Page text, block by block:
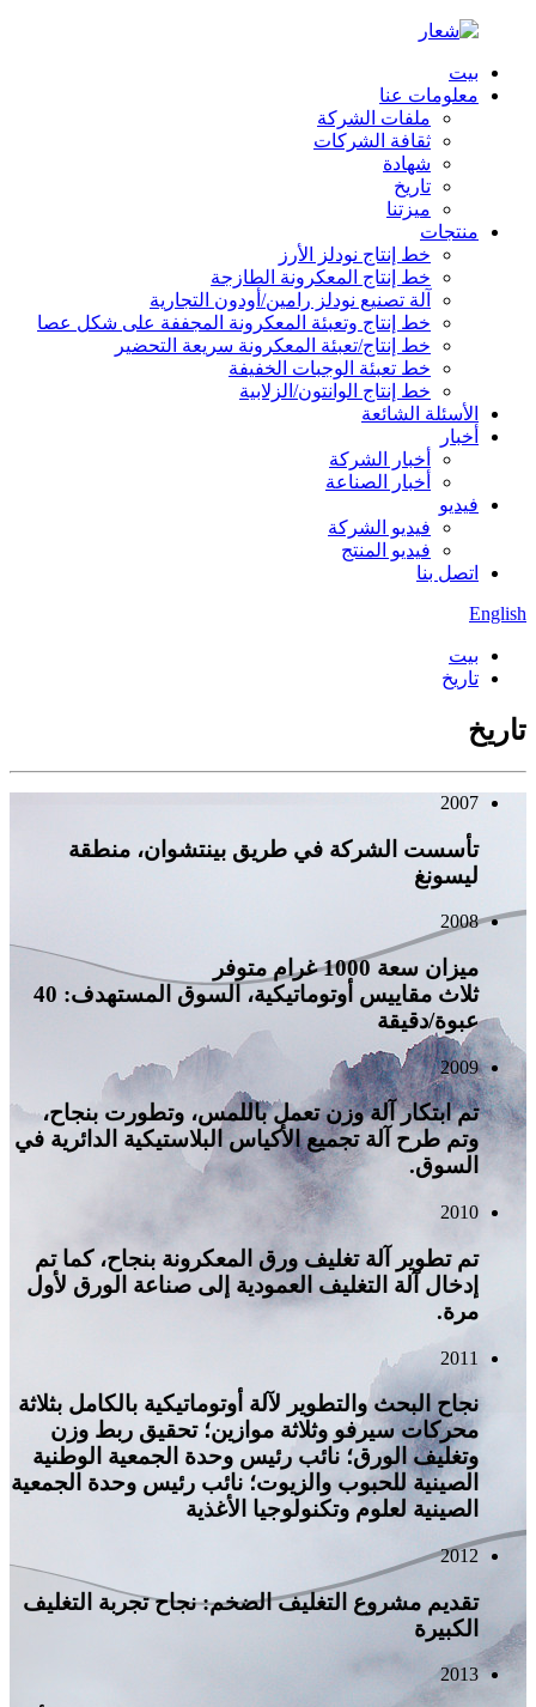
بيت
معلومات عنا
ملفات الشركة
ثقافة الشركات
شهادة
تاريخ
ميزتنا
منتجات
خط إنتاج نودلز الأرز
خط إنتاج المعكرونة الطازجة
آلة تصنيع نودلز رامين/أودون التجارية
خط إنتاج وتعبئة المعكرونة المجففة على شكل عصا
خط إنتاج/تعبئة المعكرونة سريعة التحضير
خط تعبئة الوجبات الخفيفة
خط إنتاج الوانتون/الزلابية
الأسئلة الشائعة
أخبار
أخبار الشركة
أخبار الصناعة
فيديو
فيديو الشركة
فيديو المنتج
اتصل بنا
English
بيت
تاريخ
تاريخ
2007
تأسست الشركة في طريق بينتشوان، منطقة
ليسونغ
2008
ميزان سعة 1000 غرام متوفر
ثلاث مقاييس أوتوماتيكية، السوق المستهدف: 40
عبوة/دقيقة
2009
تم ابتكار آلة وزن تعمل باللمس، وتطورت بنجاح،
وتم طرح آلة تجميع الأكياس البلاستيكية الدائرية في
السوق.
2010
تم تطوير آلة تغليف ورق المعكرونة بنجاح، كما تم
إدخال آلة التغليف العمودية إلى صناعة الورق لأول
مرة.
2011
نجاح البحث والتطوير لآلة أوتوماتيكية بالكامل بثلاثة
محركات سيرفو وثلاثة موازين؛ تحقيق ربط وزن
وتغليف الورق؛ نائب رئيس وحدة الجمعية الوطنية
الصينية للحبوب والزيوت؛ نائب رئيس وحدة الجمعية
الصينية لعلوم وتكنولوجيا الأغذية
2012
تقديم مشروع التغليف الضخم: نجاح تجربة التغليف
الكبيرة
2013